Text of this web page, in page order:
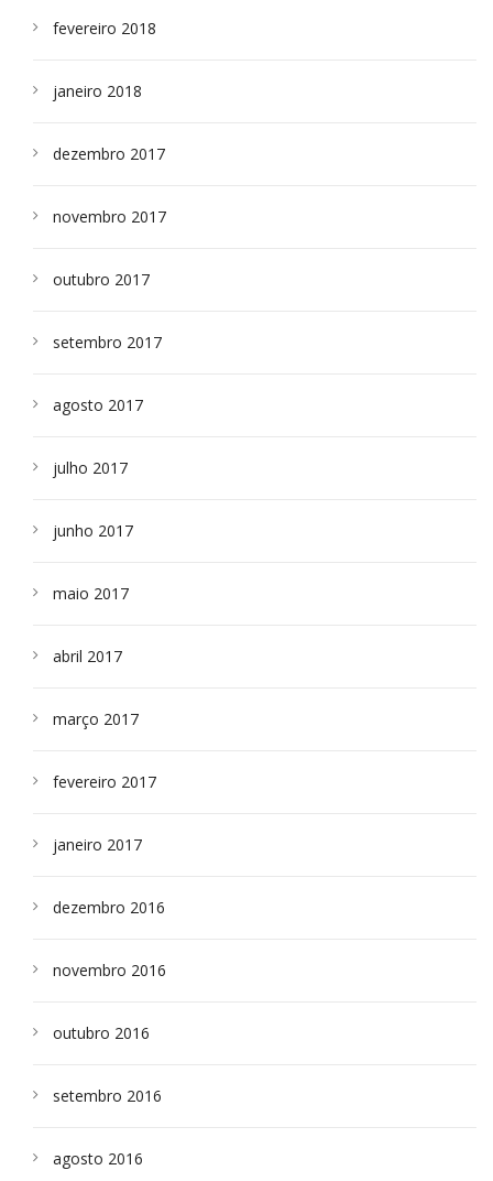
fevereiro 2018
janeiro 2018
dezembro 2017
novembro 2017
outubro 2017
setembro 2017
agosto 2017
julho 2017
junho 2017
maio 2017
abril 2017
março 2017
fevereiro 2017
janeiro 2017
dezembro 2016
novembro 2016
outubro 2016
setembro 2016
agosto 2016